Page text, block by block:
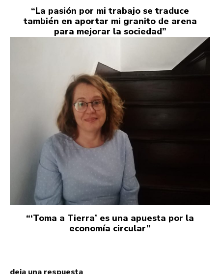
“La pasión por mi trabajo se traduce
también en aportar mi granito de arena
para mejorar la sociedad”
“‘Toma a Tierra’ es una apuesta por la
economía circular”